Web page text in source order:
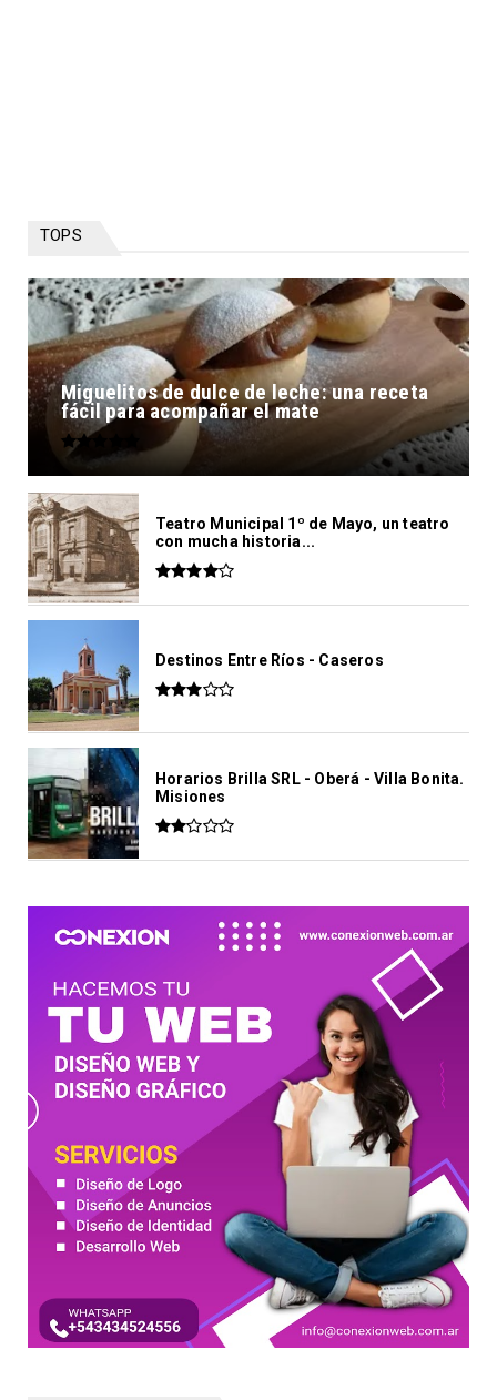
TOPS
Miguelitos de dulce de leche: una receta
fácil para acompañar el mate
Teatro Municipal 1º de Mayo, un teatro
con mucha historia...
Destinos Entre Ríos - Caseros
Horarios Brilla SRL - Oberá - Villa Bonita.
Misiones